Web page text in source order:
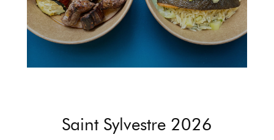
Saint Sylvestre 2026